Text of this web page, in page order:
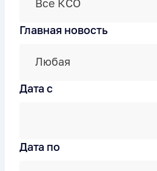
Все КСО
Главная новость
Любая
Дата c
Дата по